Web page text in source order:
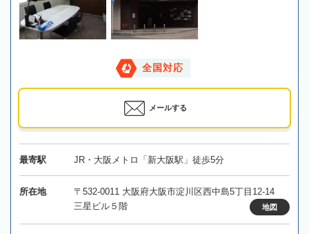
全国対応
メールする
最寄駅 JR・大阪メトロ「新大阪駅」徒歩5分
所在地
〒532-0011 大阪府大阪市淀川区西中島5丁目12-14
三星ビル５階
地図